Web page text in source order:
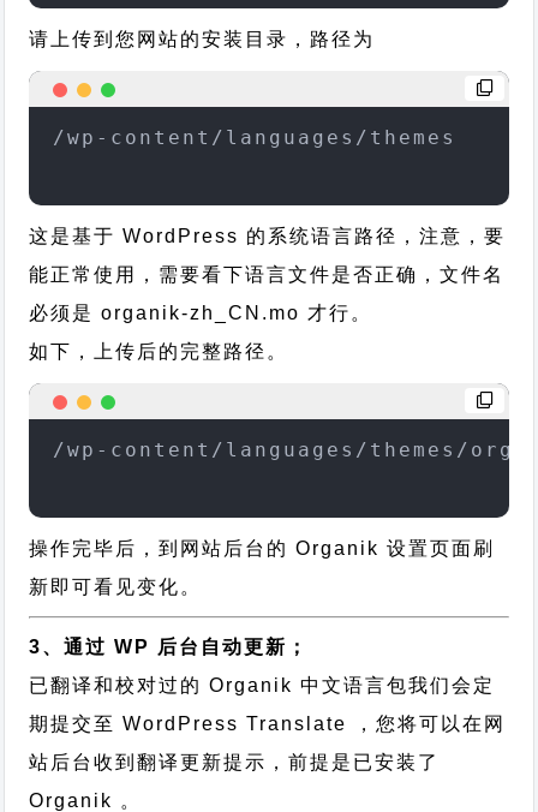
请上传到您网站的安装目录，路径为
/wp-content/languages/themes
这是基于 WordPress 的系统语言路径，注意，要
能正常使用，需要看下语言文件是否正确，文件名
必须是 organik-zh_CN.mo 才行。
如下，上传后的完整路径。
/wp-content/languages/themes/
操作完毕后，到网站后台的 Organik 设置页面刷
新即可看见变化。
3、通过 WP 后台自动更新；
已翻译和校对过的 Organik 中文语言包我们会定
期提交至 WordPress Translate ，您将可以在网
站后台收到翻译更新提示，前提是已安装了
Organik 。